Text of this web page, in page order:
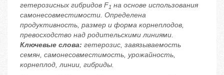
гетерозисных гибридов F1 на основе использования
самонесовместимости. Определена
продуктивность, размер и форма корнеплодов,
превосходство над родительскими линиями.
Ключевые слова: гетерозис, завязываемость
семян, самонесовместимость, урожайность,
корнеплод, линии, гибриды.